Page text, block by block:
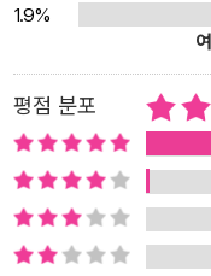
힘을 당하는 정도까지는
듯 살갑게 말을 붙이지도
에서 ‘허언증 개찐따’로
을 올린다. ‘혼급식 요령
이에게는 속내를 털어놓
의 공간도 아니고, 인스
익명 게시판이다. 지민이
하면서 게시판에 글을 올
1.9%
평점 분포